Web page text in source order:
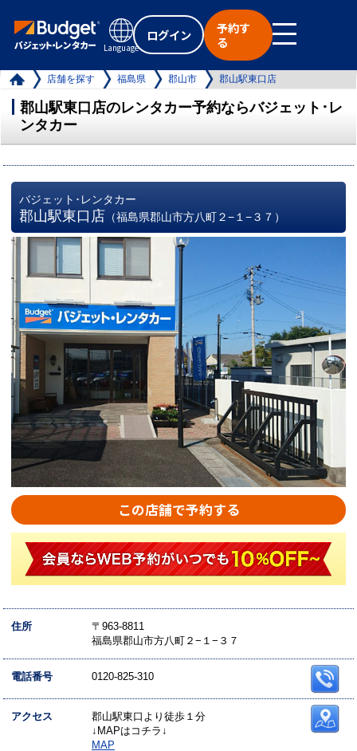
Language
ログイン
予約す
る
店舗を探す 福島県 郡山市 郡山駅東口店
郡山駅東口店のレンタカー予約ならバジェット･レ
ンタカー
バジェット･レンタカー
郡山駅東口店 （福島県郡山市方八町２−１−３７）
この店舗で予約する
住所
〒963-8811
福島県郡山市方八町２−１−３７
電話番号 0120-825-310
アクセス
郡山駅東口より徒歩１分
↓MAPはコチラ↓
MAP